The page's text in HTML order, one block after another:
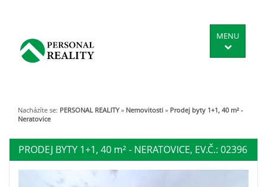
MENU
Nacházíte se: PERSONAL REALITY » Nemovitosti » Prodej byty 1+1, 40 m² -
Neratovice
PRODEJ BYTY 1+1, 40 m²- NERATOVICE, EV.Č.: 02396